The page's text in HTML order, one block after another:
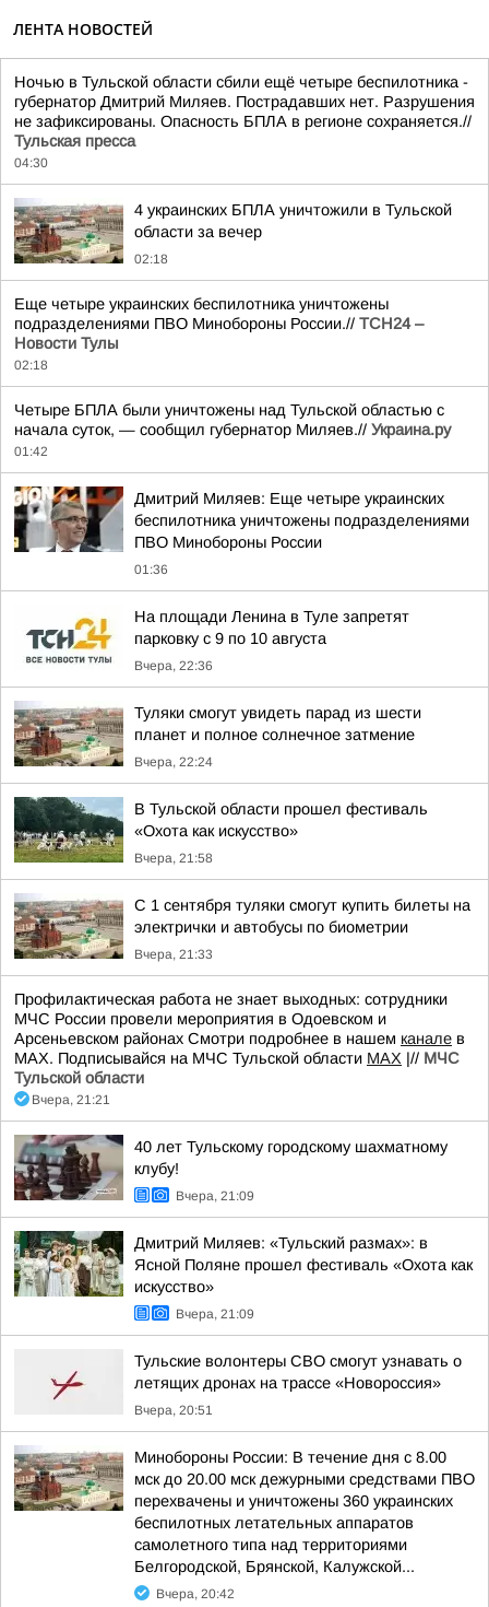
ЛЕНТА НОВОСТЕЙ
Ночью в Тульской области сбили ещё четыре беспилотника -
губернатор Дмитрий Миляев. Пострадавших нет. Разрушения
не зафиксированы. Опасность БПЛА в регионе сохраняется.//
Тульская пресса
04:30
4 украинских БПЛА уничтожили в Тульской
области за вечер
02:18
Еще четыре украинских беспилотника уничтожены
подразделениями ПВО Минобороны России.// ТСН24 –
Новости Тулы
02:18
Четыре БПЛА были уничтожены над Тульской областью с
начала суток, — сообщил губернатор Миляев.// Украина.ру
01:42
Дмитрий Миляев: Еще четыре украинских
беспилотника уничтожены подразделениями
ПВО Минобороны России
01:36
На площади Ленина в Туле запретят
парковку с 9 по 10 августа
Вчера, 22:36
Туляки смогут увидеть парад из шести
планет и полное солнечное затмение
Вчера, 22:24
В Тульской области прошел фестиваль
«Охота как искусство»
Вчера, 21:58
С 1 сентября туляки смогут купить билеты на
электрички и автобусы по биометрии
Вчера, 21:33
Профилактическая работа не знает выходных: сотрудники
МЧС России провели мероприятия в Одоевском и
Арсеньевском районах Смотри подробнее в нашем канале в
МАХ. Подписывайся на МЧС Тульской области MAX |// МЧС
Тульской области
Вчера, 21:21
40 лет Тульскому городскому шахматному
клубу!
Вчера, 21:09
Дмитрий Миляев: «Тульский размах»: в
Ясной Поляне прошел фестиваль «Охота как
искусство»
Вчера, 21:09
Тульские волонтеры СВО смогут узнавать о
летящих дронах на трассе «Новороссия»
Вчера, 20:51
Минобороны России: В течение дня с 8.00
мск до 20.00 мск дежурными средствами ПВО
перехвачены и уничтожены 360 украинских
беспилотных летательных аппаратов
самолетного типа над территориями
Белгородской, Брянской, Калужской...
Вчера, 20:42